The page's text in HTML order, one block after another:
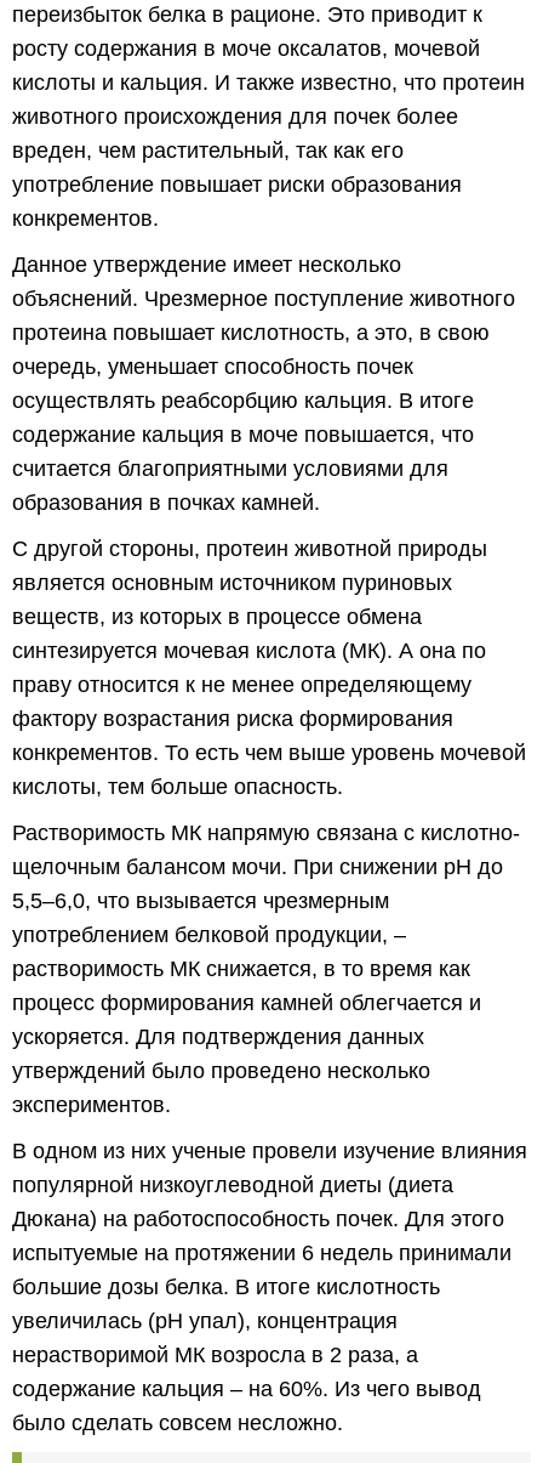
переизбыток белка в рационе. Это приводит к
росту содержания в моче оксалатов, мочевой
кислоты и кальция. И также известно, что протеин
животного происхождения для почек более
вреден, чем растительный, так как его
употребление повышает риски образования
конкрементов.
Данное утверждение имеет несколько
объяснений. Чрезмерное поступление животного
протеина повышает кислотность, а это, в свою
очередь, уменьшает способность почек
осуществлять реабсорбцию кальция. В итоге
содержание кальция в моче повышается, что
считается благоприятными условиями для
образования в почках камней.
С другой стороны, протеин животной природы
является основным источником пуриновых
веществ, из которых в процессе обмена
синтезируется мочевая кислота (МК). А она по
праву относится к не менее определяющему
фактору возрастания риска формирования
конкрементов. То есть чем выше уровень мочевой
кислоты, тем больше опасность.
Растворимость МК напрямую связана с кислотно-
щелочным балансом мочи. При снижении pH до
5,5–6,0, что вызывается чрезмерным
употреблением белковой продукции, –
растворимость МК снижается, в то время как
процесс формирования камней облегчается и
ускоряется. Для подтверждения данных
утверждений было проведено несколько
экспериментов.
В одном из них ученые провели изучение влияния
популярной низкоуглеводной диеты (диета
Дюкана) на работоспособность почек. Для этого
испытуемые на протяжении 6 недель принимали
большие дозы белка. В итоге кислотность
увеличилась (pH упал), концентрация
нерастворимой МК возросла в 2 раза, а
содержание кальция – на 60%. Из чего вывод
было сделать совсем несложно.